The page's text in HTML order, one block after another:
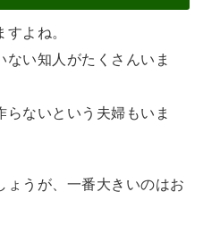
よね。
い知人がたくさんいま
ないという夫婦もいま
うが、一番大きいのはお